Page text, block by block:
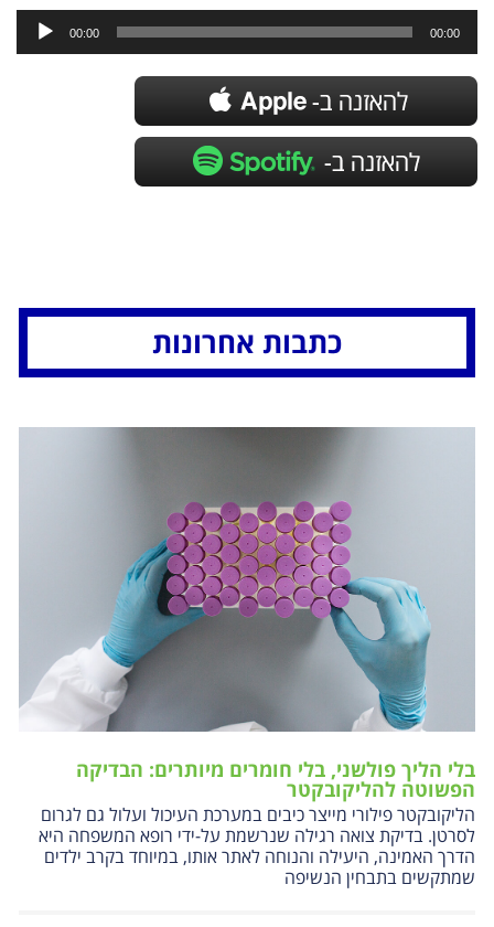
נגן
אודיו 00:00 00:00
כתבות אחרונות
בלי הליך פולשני, בלי חומרים מיותרים: הבדיקה
הפשוטה להליקובקטר
הליקובקטר פילורי מייצר כיבים במערכת העיכול ועלול גם לגרום
לסרטן. בדיקת צואה רגילה שנרשמת על-ידי רופא המשפחה היא
הדרך האמינה, היעילה והנוחה לאתר אותו, במיוחד בקרב ילדים
שמתקשים בתבחין הנשיפה